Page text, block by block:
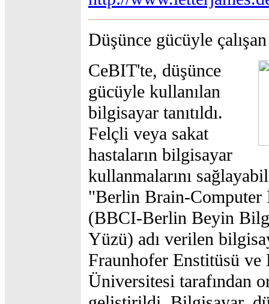
Düşünce gücüyle
CeBIT'te, düşünce
gücüyle kullanılan
bilgisayar tanıtıldı.
Felçli veya sakat
hastaların bilgisayar
kullanmalarını
"Berlin Brain-Computer
(BBCI-Berlin Beyin
Yüzü) adı verilen
Fraunhofer Enstitüsü ve
Üniversitesi tarafından